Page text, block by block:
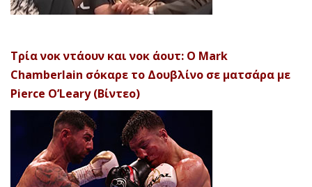
Τρία νοκ ντάουν και νοκ άουτ: Ο Mark
Chamberlain σόκαρε το Δουβλίνο σε ματσάρα με
Pierce O’Leary (Βίντεο)